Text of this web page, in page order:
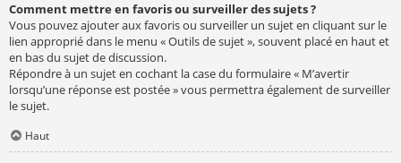
Comment mettre en favoris ou surveiller des sujets ?
Vous pouvez ajouter aux favoris ou surveiller un sujet en cliquant sur le
lien approprié dans le menu « Outils de sujet », souvent placé en haut et
en bas du sujet de discussion.
Répondre à un sujet en cochant la case du formulaire « M’avertir
lorsqu’une réponse est postée » vous permettra également de surveiller
le sujet.
Haut